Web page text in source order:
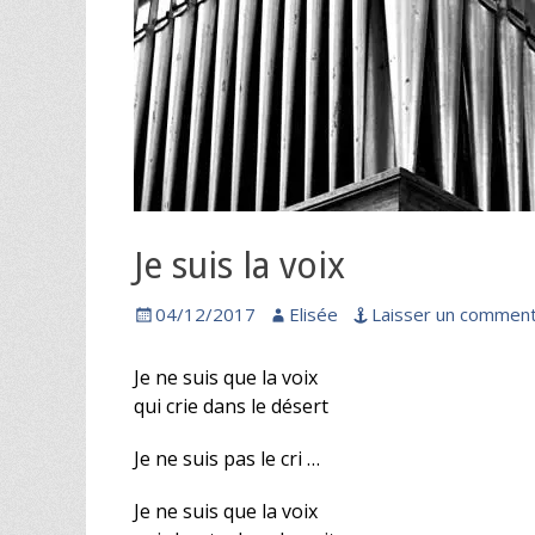
Je suis la voix
Posted
04/12/2017 Author
Elisée Laisser un
Je ne suis que la voix
qui crie dans le désert
Je ne suis pas le cri …
Je ne suis que la voix